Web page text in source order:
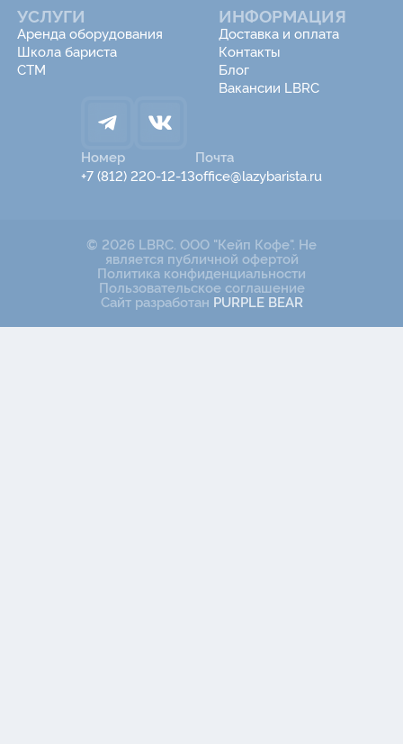
УСЛУГИ
Аренда оборудования
Школа бариста
СТМ
ИНФОРМАЦИЯ
Доставка и оплата
Контакты
Блог
Вакансии LBRC
Номер
+7 (812) 220-12-13
Почта
office@lazybarista.ru
© 2026 LBRC. ООО "Кейп Кофе". Не
является публичной офертой
Политика конфиденциальности
Пользовательское соглашение
Сайт разработан PURPLE BEAR